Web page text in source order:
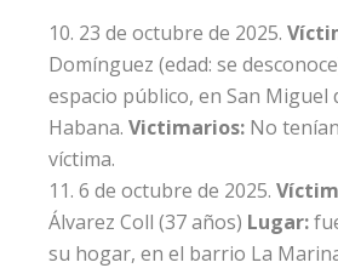
23 de octubre de 2025.
Domínguez (edad: se
espacio público, en San Miguel
Habana.Victimarios: No
víctima.
6 de octubre de 2025.
Álvarez Coll (37 años) Lugar:
su hogar, en el barrio La